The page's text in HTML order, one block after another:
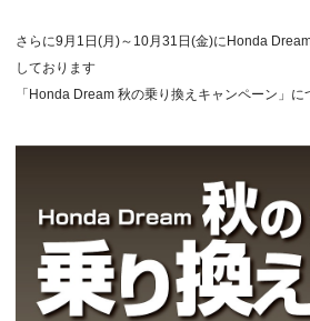
さらに9月1日(月)～10月31日(金)にHonda
しております
「Honda Dream 秋の乗り換えキャンペーン」に